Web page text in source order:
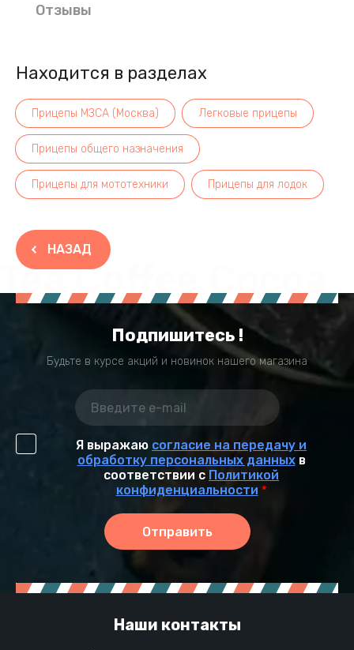
Отзывы
Находится в разделах
Прицепы МЗСА (Москва) Легковые прицепы
Прицепы общего назначения
Прицепы для мототехники Прицепы для лодок
НАЗАД
Tea Coffee Cocoa
Подпишитесь !
Будьте в курсе акций и новинок нашего магазина
Я выражаю согласие на передачу и
обработку персональных данныхв
соответствии с Политикой
конфиденциальности *
Отправить
Наши контакты